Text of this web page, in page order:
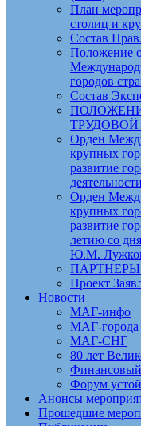
План
столиц и
Состав
Положение
городов
Состав
ТРУДОВОЙ
Орден
крупных
развитие
Орден
крупных
развитие
летию со
Ю.М.
Проект
Новости
МАГ-инфо
МАГ-города
МАГ-СНГ
80 лет
Финансовый
Форум
Анонсы
Прошедшие